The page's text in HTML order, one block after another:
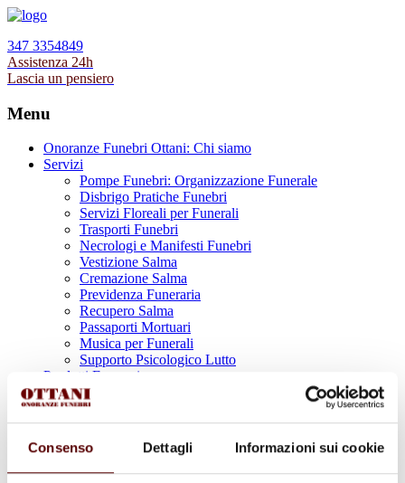
Consenso Dettagli Informazioni sui cookie
347 3354849
Assistenza 24h
Lascia un pensiero
Menu
Onoranze Funebri Ottani: Chi siamo
Servizi
Pompe Funebri: Organizzazione Funerale
Disbrigo Pratiche Funebri
Servizi Floreali per Funerali
Trasporti Funebri
Necrologi e Manifesti Funebri
Vestizione Salma
Cremazione Salma
Previdenza Funeraria
Recupero Salma
Passaporti Mortuari
Musica per Funerali
Supporto Psicologico Lutto
Prodotti Funerari
Lapidi, Lastre tombali e Monumenti Funerari
Urne Cinerarie
Allestimento Funebre
Cofani Funebri
In caso di decesso
Necrologi